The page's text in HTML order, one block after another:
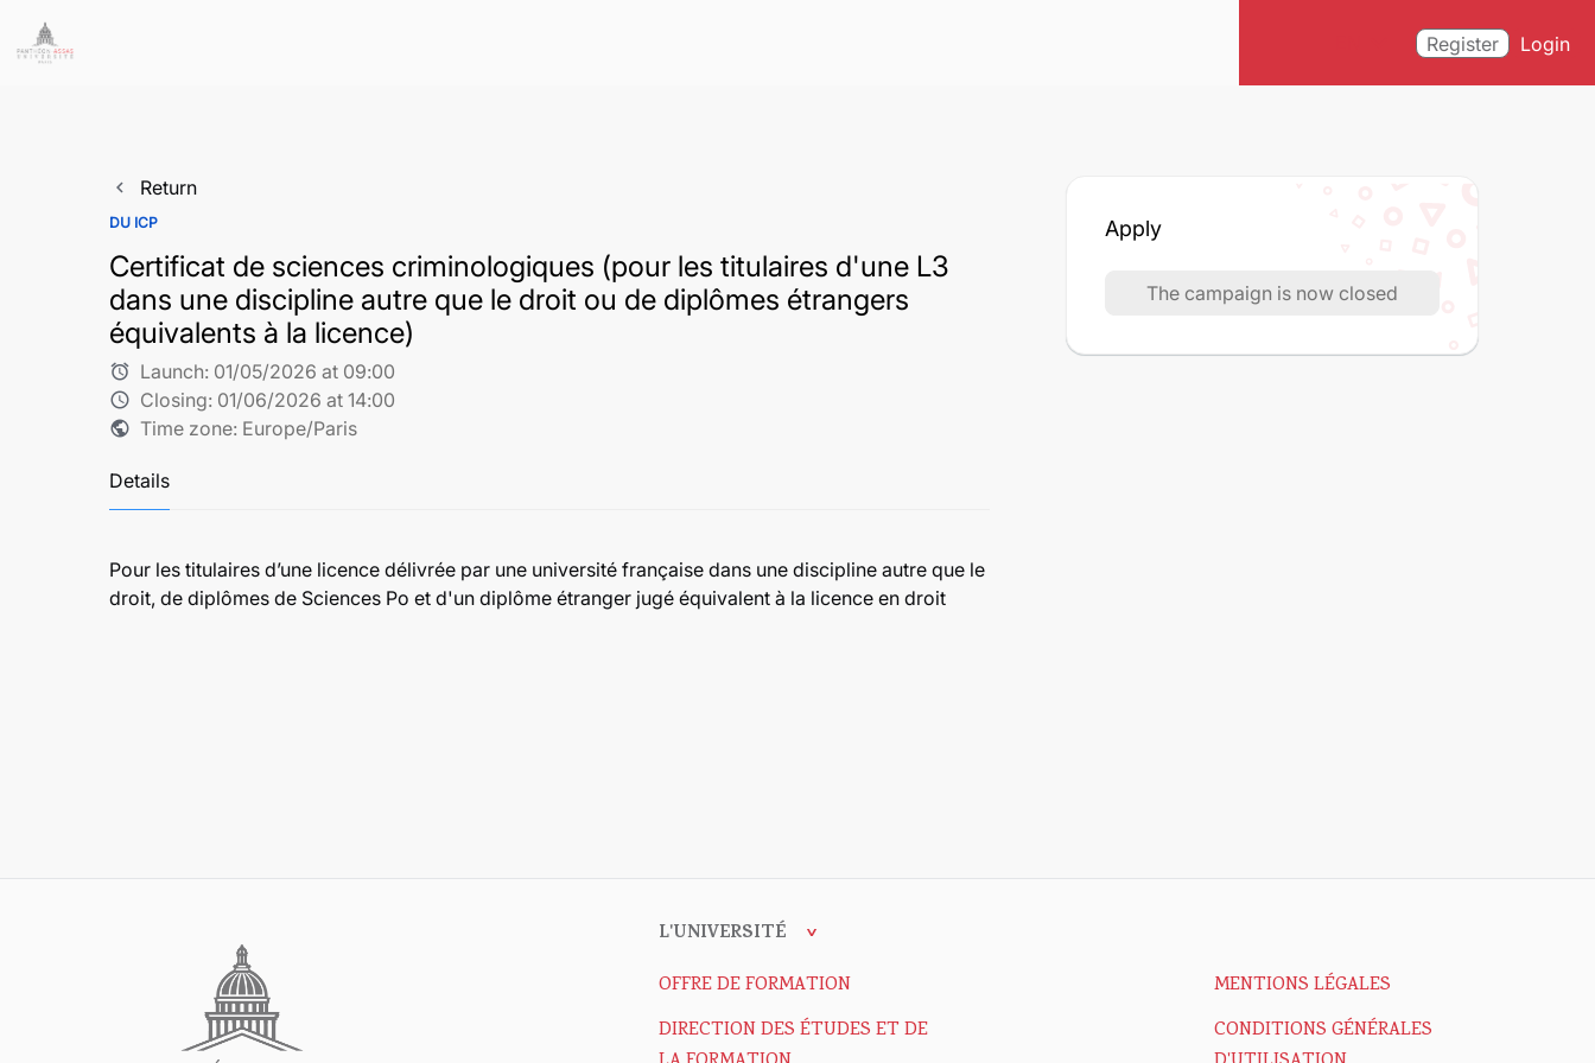
Register Login
navigate_before Return
DU ICP
Certificat de sciences criminologiques (pour les titulaires d'une L3
dans une discipline autre que le droit ou de diplômes étrangers
équivalents à la licence)
alarm Launch: 01/05/2026 at 09:00
schedule Closing: 01/06/2026 at 14:00
public Time zone: Europe/Paris
Details
Pour les titulaires d’une licence délivrée par une université française dans une discipline autre que le
droit, de diplômes de Sciences Po et d'un diplôme étranger jugé équivalent à la licence en droit
Apply
The campaign is now closed
L'UNIVERSITÉ
OFFRE DE FORMATION
DIRECTION DES ÉTUDES ET DE
MENTIONS LÉGALES
CONDITIONS GÉNÉRALES